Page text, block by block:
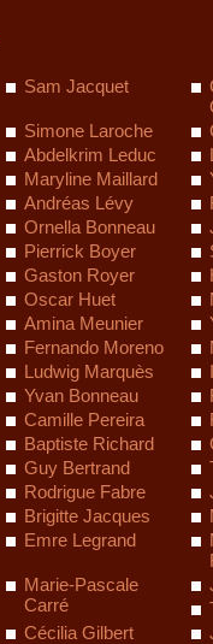
Sam Jacquet
Simone Laroche
Abdelkrim Leduc
Maryline Maillard
Andréas Lévy
Ornella Bonneau
Pierrick Boyer
Gaston Royer
Oscar Huet
Amina Meunier
Fernando Moreno
Ludwig Marquès
Yvan Bonneau
Camille Pereira
Baptiste Richard
Guy Bertrand
Rodrigue Fabre
Brigitte Jacques
Emre Legrand
Marie-Pascale
Carré
Cécilia Gilbert